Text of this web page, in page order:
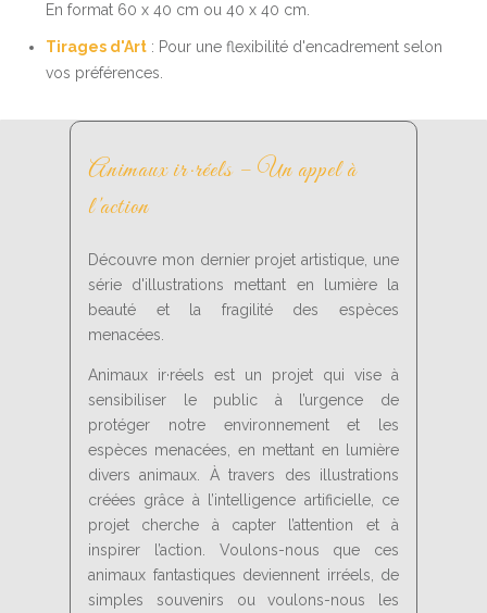
En format 60 x 40 cm ou 40 x 40 cm.
Tirages d'Art : Pour une flexibilité d'encadrement selon
vos préférences.
Animaux ir·réels – Un appel à
l'action
Découvre mon dernier projet artistique, une
série d'illustrations mettant en lumière la
beauté et la fragilité des espèces
menacées.
Animaux ir·réels est un projet qui vise à
sensibiliser le public à l’urgence de
protéger notre environnement et les
espèces menacées, en mettant en lumière
divers animaux. À travers des illustrations
créées grâce à l’intelligence artificielle, ce
projet cherche à capter l’attention et à
inspirer l’action. Voulons-nous que ces
animaux fantastiques deviennent irréels, de
simples souvenirs ou voulons-nous les